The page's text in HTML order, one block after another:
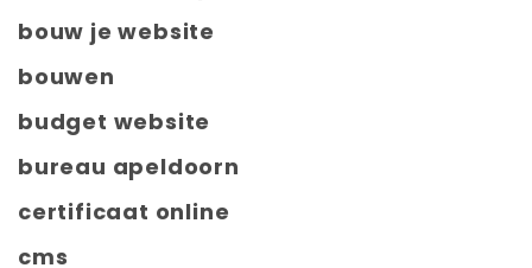
bouw je website
bouwen
budget website
bureau apeldoorn
certificaat online
cms